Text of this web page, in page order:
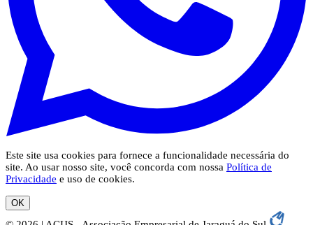
Este site usa cookies para fornece a funcionalidade necessária do
site. Ao usar nosso site, você concorda com nossa Política de
Privacidade e uso de cookies.
OK